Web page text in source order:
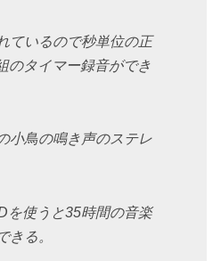
ているので秒単位の正
のタイマー録音ができ
小鳥の鳴き声のステレ
を使うと35時間の音楽
きる。